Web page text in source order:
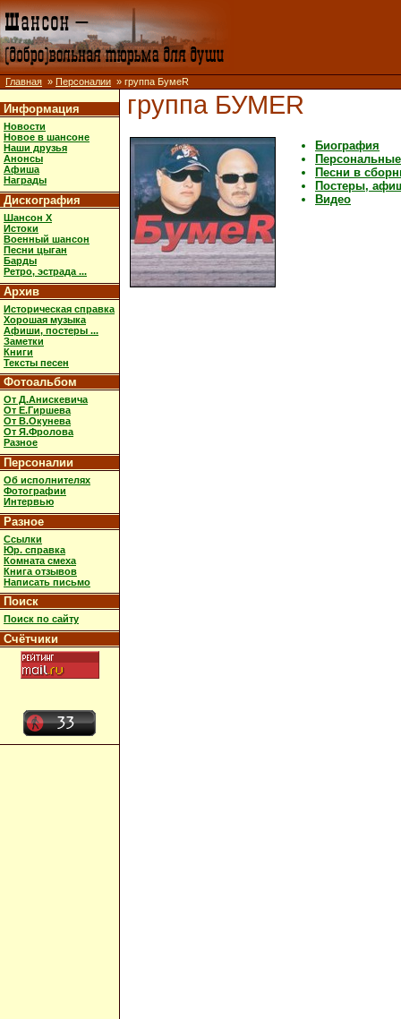
Главная » Персоналии » группа БумеR
Информация
Новости
Новое в шансоне
Наши друзья
Анонсы
Афиша
Награды
Дискография
Шансон X
Истоки
Военный шансон
Песни цыган
Барды
Ретро, эстрада ...
Архив
Историческая справка
Хорошая музыка
Афиши, постеры ...
Заметки
Книги
Тексты песен
Фотоальбом
От Д.Анискевича
От Е.Гиршева
От В.Окунева
От Я.Фролова
Разное
Персоналии
Об исполнителях
Фотографии
Интервью
Разное
Ссылки
Юр. справка
Комната смеха
Книга отзывов
Написать письмо
Поиск
Поиск по сайту
Счётчики
группа БУМЕR
Биография
Песни в
Постеры,
Видео